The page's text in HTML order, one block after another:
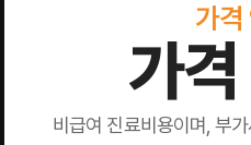
가격
가격
비급여 진료비용이며, 부